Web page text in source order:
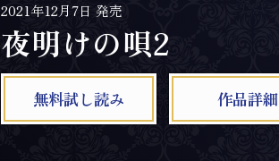
2021年12月7日 発売
夜明けの唄2
無料試し読み 作品詳細